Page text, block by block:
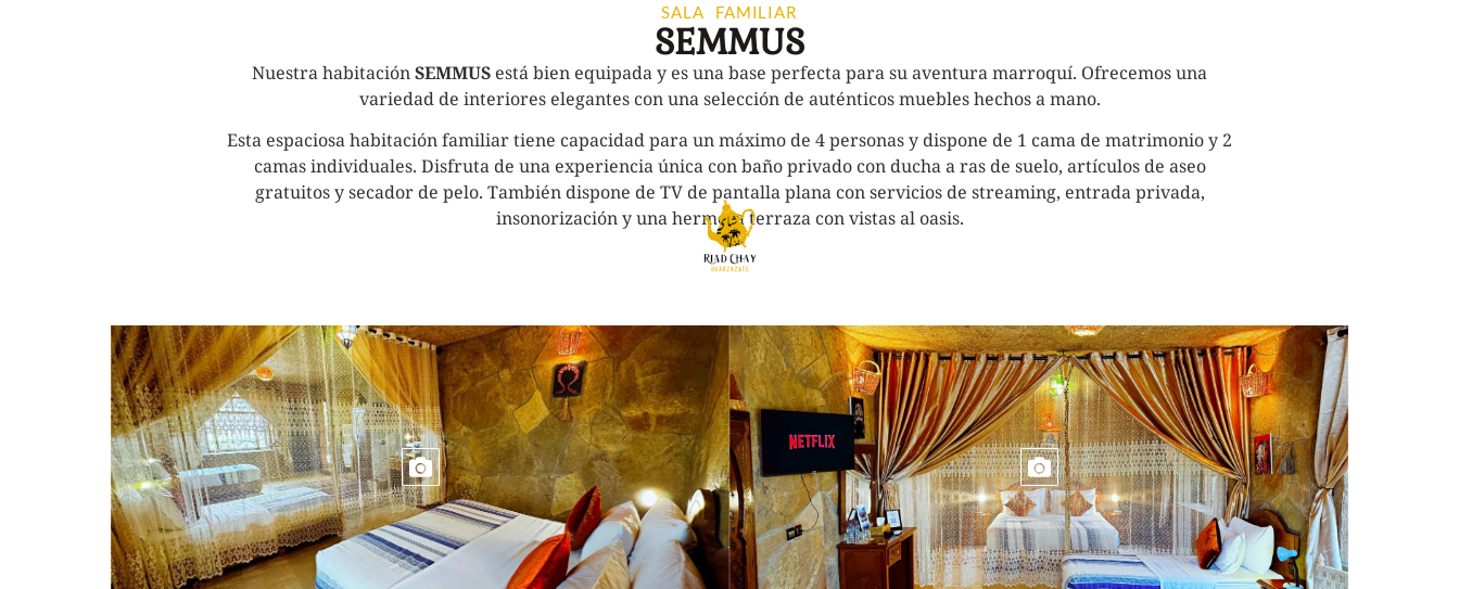
SALA FAMILIAR
SEMMUS
Nuestra habitaciónSEMMUS está bien equipada y es una base perfecta para su aventura marroquí. Ofrecemos una
variedad de interiores elegantes con una selección de auténticos muebles hechos a mano.
Esta espaciosa habitación familiar tiene capacidad para un máximo de 4 personas y dispone de 1 cama de matrimonio y 2
camas individuales. Disfruta de una experiencia única con baño privado con ducha a ras de suelo, artículos de aseo
gratuitos y secador de pelo. También dispone de TV de pantalla plana con servicios de streaming, entrada privada,
insonorización y una hermosa terraza con vistas al oasis.
HABITACIÓN CAMA HABITACIÓN CAMA